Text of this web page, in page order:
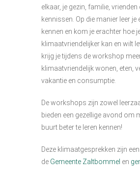
elkaar, je gezin, familie, vrienden
kennissen. Op die manier leer je
kennen en kom je erachter hoe
klimaatvriendelijker kan en wilt
krijg je tijdens de workshop
klimaatvriendelijk wonen, eten,
vakantie en consumptie.
De workshops zijn zowel
bieden een gezellige avond om
buurt beter te leren kennen!
Deze klimaatgesprekken zijn
de Gemeente Zaltbommel en